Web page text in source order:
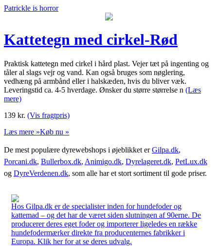
Patrickle is horror
Kattetegn med cirkel-Rød
Praktisk kattetegn med cirkel i hård plast. Vejer tæt på ingenting og
tåler al slags vejr og vand. Kan også bruges som nøglering,
vedhæng på armbånd eller i halskæden, hvis du bliver væk.
Leveringstid ca. 4-5 hverdage. Ønsker du større størrelse n (Læs
mere)
139 kr. (Vis fragtpris)
Læs mere »Køb nu »
De mest populære dyrewebshops i øjeblikket erGilpa.dk,
Porcani.dk, Bullerbox.dk, Animigo.dk, Dyrelageret.dk, PetLux.dk
og DyreVerdenen.dk, som alle har et stort sortiment til gode priser.
Hos Gilpa.dk er de specialister inden for hundefoder og
kattemad – og det har de været siden slutningen af 90erne. De
producerer deres eget foder og importerer ligeledes en række
hundefodermærker direkte fra producenternes fabrikker i
Europa. Klik her for at se deres udvalg.